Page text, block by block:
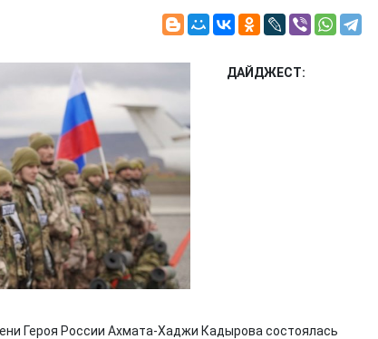
ДАЙДЖЕСТ:
Героя России Ахмата-Хаджи Кадырова состоялась